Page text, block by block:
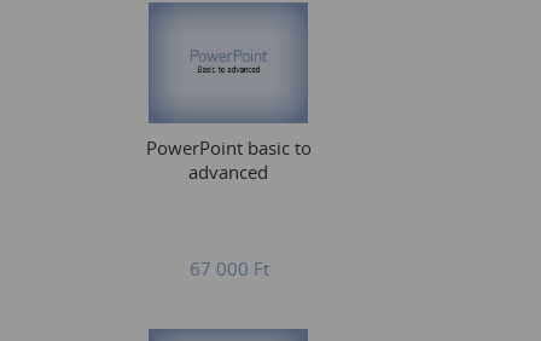
PowerPoint basic to
advanced
67 000 Ft